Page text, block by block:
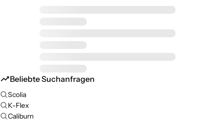
Beliebte Suchanfragen
Scolia
K-Flex
Caliburn